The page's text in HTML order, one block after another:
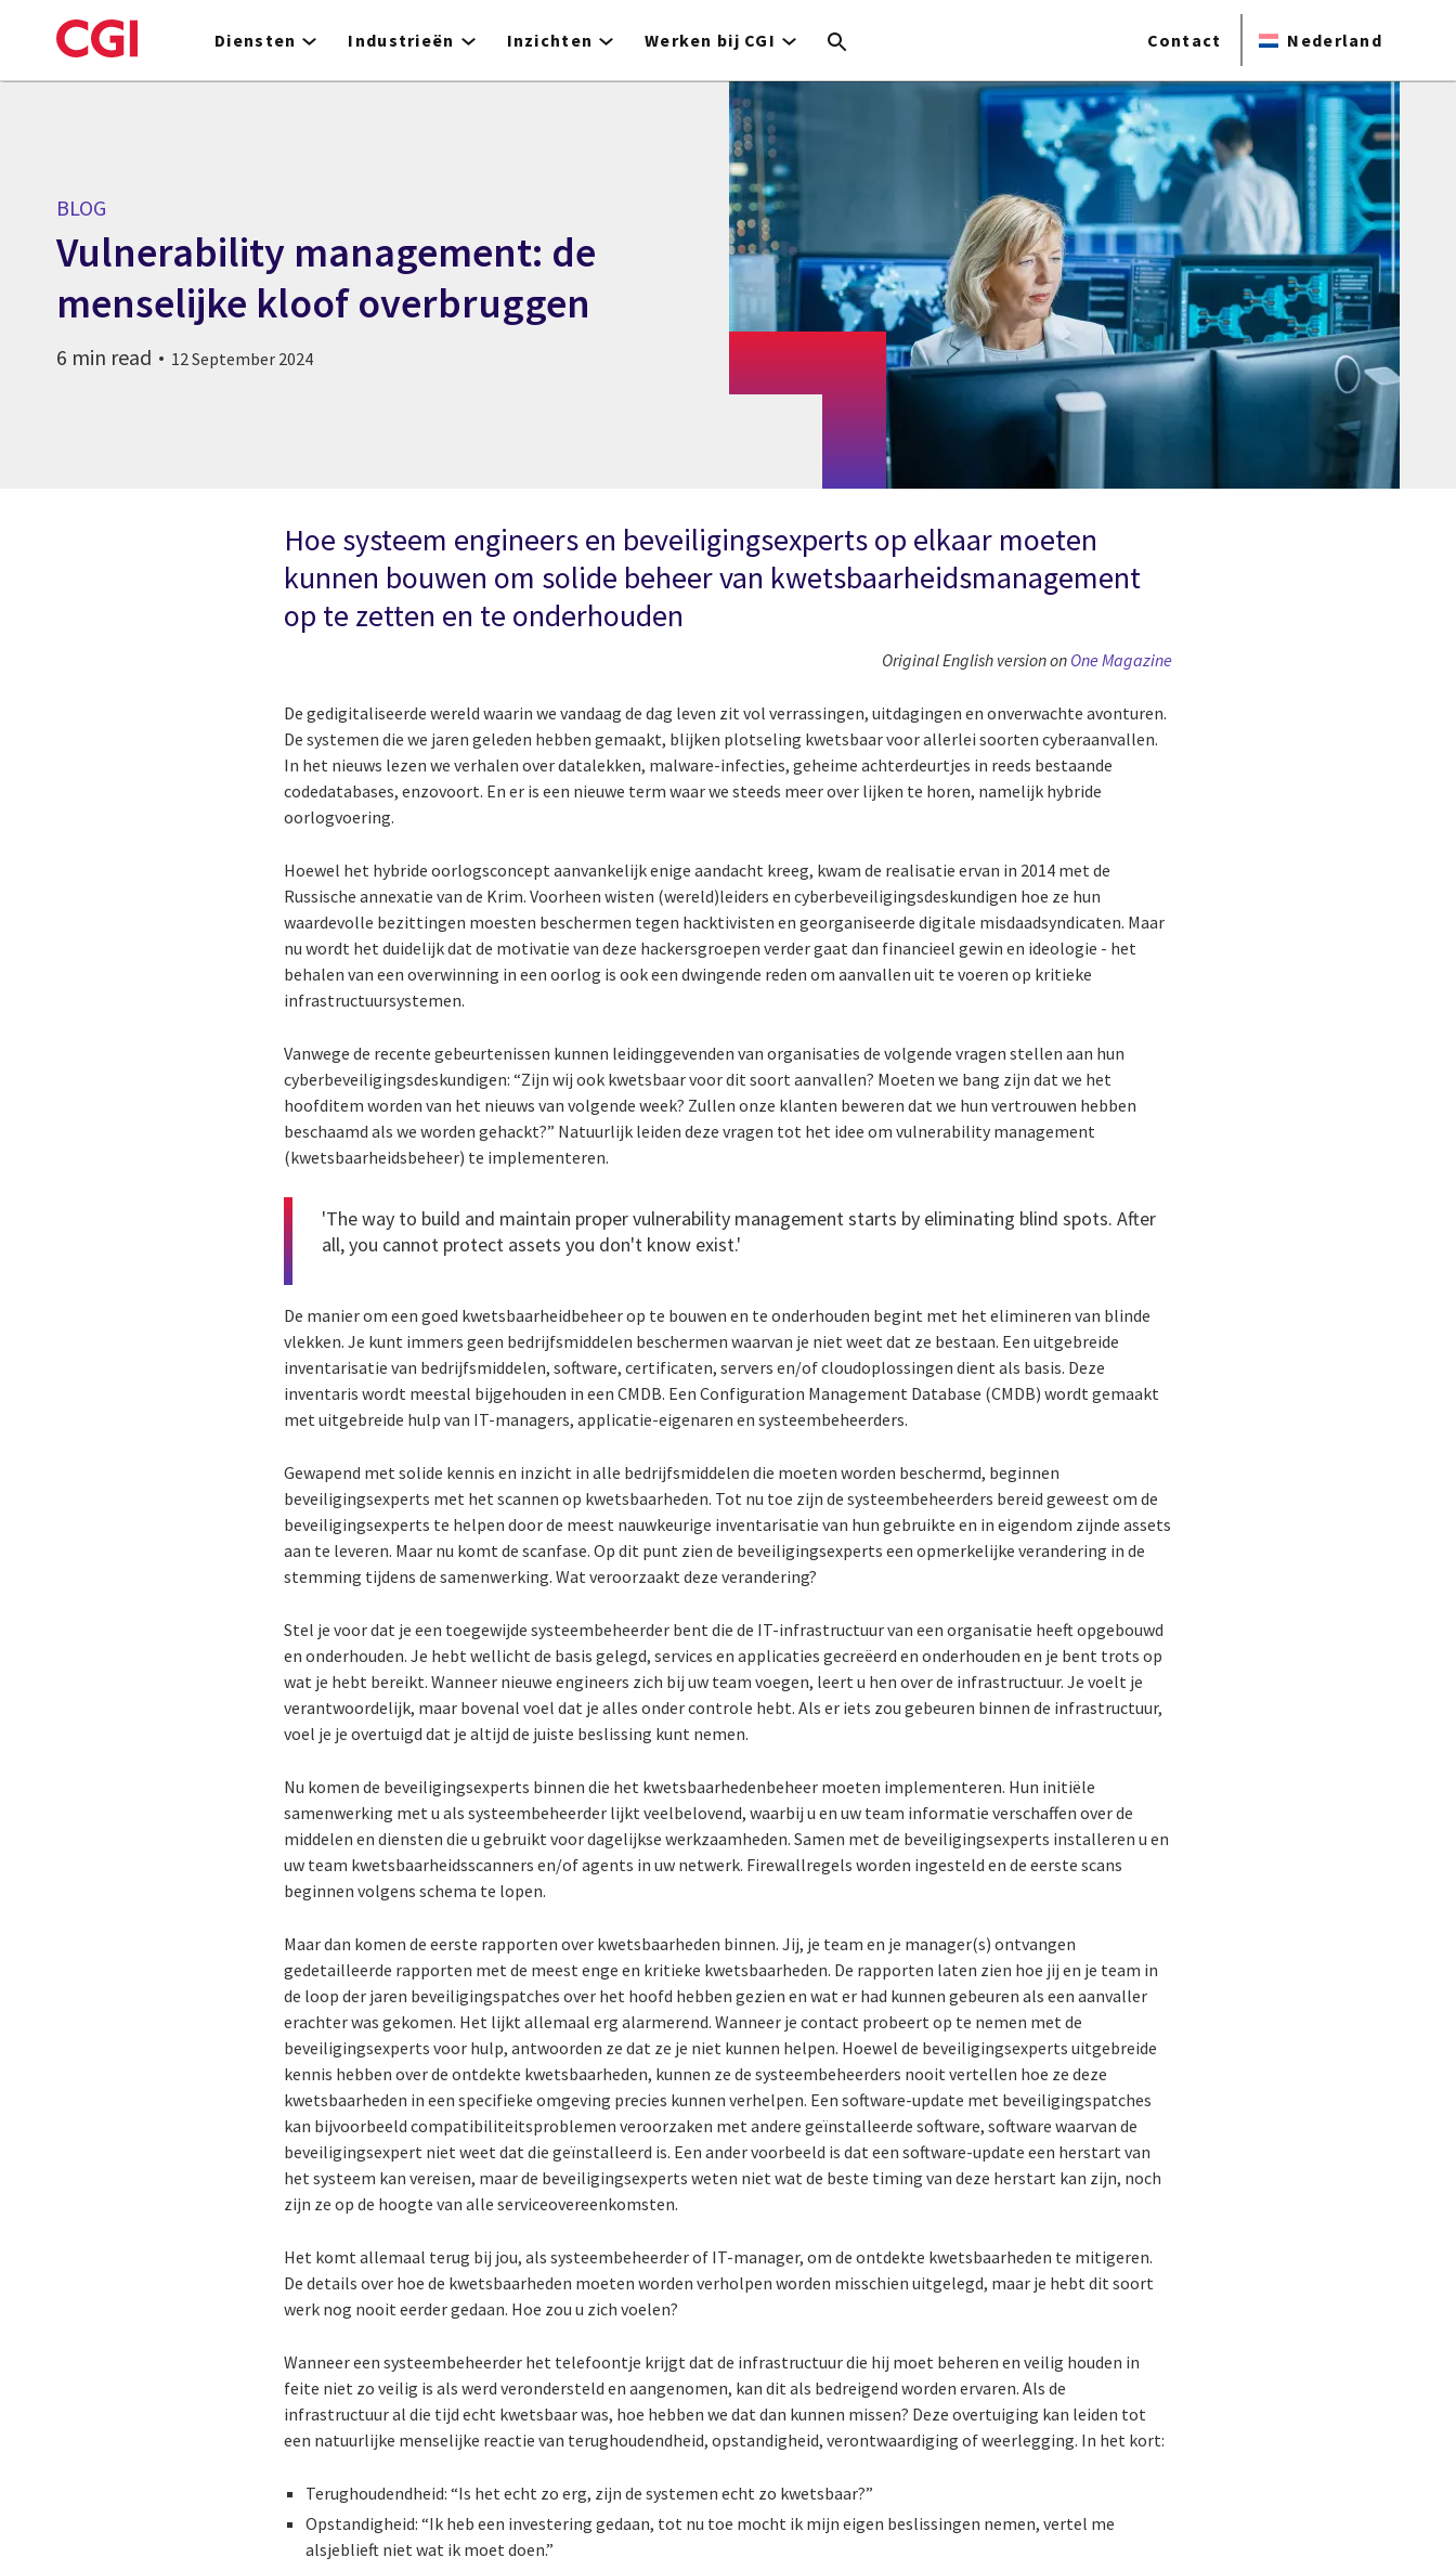
to
Diensten Industrieën Inzichten Werken bij CGI Contact Nederland
BLOG
Vulnerability management: de
menselijke kloof overbruggen
6 min read 12 September 2024
Hoe systeem engineers en beveiligingsexperts op elkaar moeten
kunnen bouwen om solide beheer van kwetsbaarheidsmanagement
op te zetten en te onderhouden
Original English version on One Magazine
De gedigitaliseerde wereld waarin we vandaag de dag leven zit vol verrassingen, uitdagingen en onverwachte avonturen.
De systemen die we jaren geleden hebben gemaakt, blijken plotseling kwetsbaar voor allerlei soorten cyberaanvallen.
In het nieuws lezen we verhalen over datalekken, malware-infecties, geheime achterdeurtjes in reeds bestaande
codedatabases, enzovoort. En er is een nieuwe term waar we steeds meer over lijken te horen, namelijk hybride
oorlogvoering.
Hoewel het hybride oorlogsconcept aanvankelijk enige aandacht kreeg, kwam de realisatie ervan in 2014 met de
Russische annexatie van de Krim. Voorheen wisten (wereld)leiders en cyberbeveiligingsdeskundigen hoe ze hun
waardevolle bezittingen moesten beschermen tegen hacktivisten en georganiseerde digitale misdaadsyndicaten. Maar
nu wordt het duidelijk dat de motivatie van deze hackersgroepen verder gaat dan financieel gewin en ideologie - het
behalen van een overwinning in een oorlog is ook een dwingende reden om aanvallen uit te voeren op kritieke
infrastructuursystemen.
Vanwege de recente gebeurtenissen kunnen leidinggevenden van organisaties de volgende vragen stellen aan hun
cyberbeveiligingsdeskundigen: “Zijn wij ook kwetsbaar voor dit soort aanvallen? Moeten we bang zijn dat we het
hoofditem worden van het nieuws van volgende week? Zullen onze klanten beweren dat we hun vertrouwen hebben
beschaamd als we worden gehackt?” Natuurlijk leiden deze vragen tot het idee om vulnerability management
(kwetsbaarheidsbeheer) te implementeren.
'The way to build and maintain proper vulnerability management starts by eliminating blind spots. After
all, you cannot protect assets you don't know exist.'
De manier om een goed kwetsbaarheidbeheer op te bouwen en te onderhouden begint met het elimineren van blinde
vlekken. Je kunt immers geen bedrijfsmiddelen beschermen waarvan je niet weet dat ze bestaan. Een uitgebreide
inventarisatie van bedrijfsmiddelen, software, certificaten, servers en/of cloudoplossingen dient als basis. Deze
inventaris wordt meestal bijgehouden in een CMDB. Een Configuration Management Database (CMDB) wordt gemaakt
met uitgebreide hulp van IT-managers, applicatie-eigenaren en systeembeheerders.
Gewapend met solide kennis en inzicht in alle bedrijfsmiddelen die moeten worden beschermd, beginnen
beveiligingsexperts met het scannen op kwetsbaarheden. Tot nu toe zijn de systeembeheerders bereid geweest om de
beveiligingsexperts te helpen door de meest nauwkeurige inventarisatie van hun gebruikte en in eigendom zijnde assets
aan te leveren. Maar nu komt de scanfase. Op dit punt zien de beveiligingsexperts een opmerkelijke verandering in de
stemming tijdens de samenwerking. Wat veroorzaakt deze verandering?
Stel je voor dat je een toegewijde systeembeheerder bent die de IT-infrastructuur van een organisatie heeft opgebouwd
en onderhouden. Je hebt wellicht de basis gelegd, services en applicaties gecreëerd en onderhouden en je bent trots op
wat je hebt bereikt. Wanneer nieuwe engineers zich bij uw team voegen, leert u hen over de infrastructuur. Je voelt je
verantwoordelijk, maar bovenal voel dat je alles onder controle hebt. Als er iets zou gebeuren binnen de infrastructuur,
voel je je overtuigd dat je altijd de juiste beslissing kunt nemen.
Nu komen de beveiligingsexperts binnen die het kwetsbaarhedenbeheer moeten implementeren. Hun initiële
samenwerking met u als systeembeheerder lijkt veelbelovend, waarbij u en uw team informatie verschaffen over de
middelen en diensten die u gebruikt voor dagelijkse werkzaamheden. Samen met de beveiligingsexperts installeren u en
uw team kwetsbaarheidsscanners en/of agents in uw netwerk. Firewallregels worden ingesteld en de eerste scans
beginnen volgens schema te lopen.
Maar dan komen de eerste rapporten over kwetsbaarheden binnen. Jij, je team en je manager(s) ontvangen
gedetailleerde rapporten met de meest enge en kritieke kwetsbaarheden. De rapporten laten zien hoe jij en je team in
de loop der jaren beveiligingspatches over het hoofd hebben gezien en wat er had kunnen gebeuren als een aanvaller
erachter was gekomen. Het lijkt allemaal erg alarmerend. Wanneer je contact probeert op te nemen met de
beveiligingsexperts voor hulp, antwoorden ze dat ze je niet kunnen helpen. Hoewel de beveiligingsexperts uitgebreide
kennis hebben over de ontdekte kwetsbaarheden, kunnen ze de systeembeheerders nooit vertellen hoe ze deze
kwetsbaarheden in een specifieke omgeving precies kunnen verhelpen. Een software-update met beveiligingspatches
kan bijvoorbeeld compatibiliteitsproblemen veroorzaken met andere geïnstalleerde software, software waarvan de
beveiligingsexpert niet weet dat die geïnstalleerd is. Een ander voorbeeld is dat een software-update een herstart van
het systeem kan vereisen, maar de beveiligingsexperts weten niet wat de beste timing van deze herstart kan zijn, noch
zijn ze op de hoogte van alle serviceovereenkomsten.
Het komt allemaal terug bij jou, als systeembeheerder of IT-manager, om de ontdekte kwetsbaarheden te mitigeren.
De details over hoe de kwetsbaarheden moeten worden verholpen worden misschien uitgelegd, maar je hebt dit soort
werk nog nooit eerder gedaan. Hoe zou u zich voelen?
Wanneer een systeembeheerder het telefoontje krijgt dat de infrastructuur die hij moet beheren en veilig houden in
feite niet zo veilig is als werd verondersteld en aangenomen, kan dit als bedreigend worden ervaren. Als de
infrastructuur al die tijd echt kwetsbaar was, hoe hebben we dat dan kunnen missen? Deze overtuiging kan leiden tot
een natuurlijke menselijke reactie van terughoudendheid, opstandigheid, verontwaardiging of weerlegging. In het kort:
Terughoudendheid: “Is het echt zo erg, zijn de systemen echt zo kwetsbaar?”
Opstandigheid: “Ik heb een investering gedaan, tot nu toe mocht ik mijn eigen beslissingen nemen, vertel me
alsjeblieft niet wat ik moet doen.”